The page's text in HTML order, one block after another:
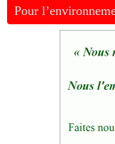
Pour